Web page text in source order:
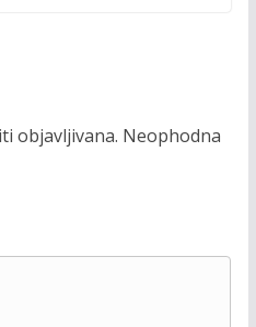
objavljivana. Neophodna